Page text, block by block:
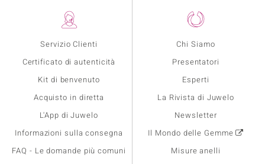
Servizio Clienti
Certificato di autenticità
Kit di benvenuto
Acquisto in diretta
L'App di Juwelo
Informazioni sulla consegna
FAQ - Le domande più comuni
Chi Siamo
Presentatori
Esperti
La Rivista di Juwelo
Newsletter
Il Mondo delle Gemme
Misure anelli